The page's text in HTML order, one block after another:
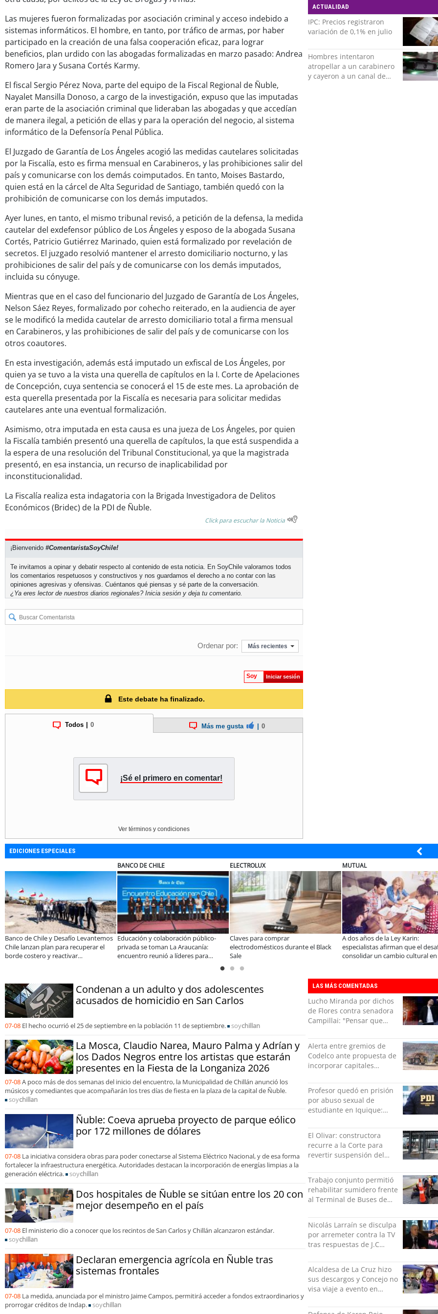
Las mujeres fueron formalizadas por asociación criminal y acceso indebido a
sistemas informáticos. El hombre, en tanto, por tráfico de armas, por haber
participado en la creación de una falsa cooperación eficaz, para lograr
beneficios, plan urdido con las abogadas formalizadas en marzo pasado: Andrea
Romero Jara y Susana Cortés Karmy.
El fiscal Sergio Pérez Nova, parte del equipo de la Fiscal Regional de Ñuble,
Nayalet Mansilla Donoso, a cargo de la investigación, expuso que las imputadas
eran parte de la asociación criminal que lideraban las abogadas y que accedían
de manera ilegal, a petición de ellas y para la operación del negocio, al sistema
informático de la Defensoría Penal Pública.
El Juzgado de Garantía de Los Ángeles acogió las medidas cautelares solicitadas
por la Fiscalía, esto es firma mensual en Carabineros, y las prohibiciones salir del
país y comunicarse con los demás coimputados. En tanto, Moises Bastardo,
quien está en la cárcel de Alta Seguridad de Santiago, también quedó con la
prohibición de comunicarse con los demás imputados.
Ayer lunes, en tanto, el mismo tribunal revisó, a petición de la defensa, la medida
cautelar del exdefensor público de Los Ángeles y esposo de la abogada Susana
Cortés, Patricio Gutiérrez Marinado, quien está formalizado por revelación de
secretos. El juzgado resolvió mantener el arresto domiciliario nocturno, y las
prohibiciones de salir del país y de comunicarse con los demás imputados,
incluida su cónyuge.
Mientras que en el caso del funcionario del Juzgado de Garantía de Los Ángeles,
Nelson Sáez Reyes, formalizado por cohecho reiterado, en la audiencia de ayer
se le modificó la medida cautelar de arresto domiciliario total a firma mensual
en Carabineros, y las prohibiciones de salir del país y de comunicarse con los
otros coautores.
En esta investigación, además está imputado un exfiscal de Los Ángeles, por
quien ya se tuvo a la vista una querella de capítulos en la I. Corte de Apelaciones
de Concepción, cuya sentencia se conocerá el 15 de este mes. La aprobación de
esta querella presentada por la Fiscalía es necesaria para solicitar medidas
cautelares ante una eventual formalización.
Asimismo, otra imputada en esta causa es una jueza de Los Ángeles, por quien
la Fiscalía también presentó una querella de capítulos, la que está suspendida a
la espera de una resolución del Tribunal Constitucional, ya que la magistrada
presentó, en esa instancia, un recurso de inaplicabilidad por
inconstitucionalidad.
La Fiscalía realiza esta indagatoria con la Brigada Investigadora de Delitos
Económicos (Bridec) de la PDI de Ñuble.
Click para escuchar la Noticia
¡Bienvenido #ComentaristaSoyChile!
Te invitamos a opinar y debatir respecto al contenido de esta noticia. En SoyChile valoramos todos
los comentarios respetuosos y constructivos y nos guardamos el derecho a no contar con las
opiniones agresivas y ofensivas. Cuéntanos qué piensas y sé parte de la conversación.
¿Ya eres lector de nuestros diarios regionales? Inicia sesión y deja tu comentario.
Ordenar por: Más recientes
Soy Iniciar sesión
Este debate ha finalizado.
Todos 0 Más me gusta 0
¡Sé el primero en comentar!
Ver términos y condiciones
ACTUALIDAD
IPC: Precios registraron
variación de 0,1% en julio
Hombres intentaron
atropellar a un carabinero
y cayeron a un canal de
EDICIONES ESPECIALES
Banco de Chile y Desafío Levantemos
Chile lanzan plan para recuperar el
borde costero y reactivar
BANCO DE CHILE
Educación y colaboración público-
privada se toman La Araucanía:
encuentro reunió a líderes para
abordar las brechas y oportunidades
ELECTROLUX
Claves para comprar
electrodomésticos durante el Black
Sale
MUTUAL
A dos años de la Ley Karin:
especialistas afirman que el
consolidar un cambio cultural en
Condenan a un adulto y dos adolescentes
acusados de homicidio en San Carlos
07-08 El hecho ocurrió el 25 de septiembre en la población 11 de septiembre. soychillan
La Mosca, Claudio Narea, Mauro Palma y Adrían y
los Dados Negros entre los artistas que estarán
presentes en la Fiesta de la Longaniza 2026
07-08A poco más de dos semanas del inicio del encuentro, la Municipalidad de Chillán anunció los
músicos y comediantes que acompañarán los tres días de fiesta en la plaza de la capital de Ñuble.
soychillan
Ñuble: Coeva aprueba proyecto de parque eólico
por 172 millones de dólares
07-08 La iniciativa considera obras para poder conectarse al Sistema Eléctrico Nacional, y de esa forma
fortalecer la infraestructura energética. Autoridades destacan la incorporación de energías limpias a la
generación eléctrica.
soychillan
Dos hospitales de Ñuble se sitúan entre los 20 con
mejor desempeño en el país
07-08 El ministerio dio a conocer que los recintos de San Carlos y Chillán alcanzaron estándar.
soychillan
Declaran emergencia agrícola en Ñuble tras
sistemas frontales
07-08 La medida, anunciada por el ministro Jaime Campos, permitirá acceder a fondos extraordinarios y
prorrogar créditos de Indap.
soychillan
LAS MÁS COMENTADAS
Lucho Miranda por dichos
de Flores contra senadora
Campillai: "Pensar que
es una forma de quitar
dignidad"
Alerta entre gremios de
Codelco ante propuesta de
incorporar capitales
Profesor quedó en prisión
por abuso sexual de
estudiante en Iquique:
El Olivar: constructora
recurre a la Corte para
revertir suspensión del
Trabajo conjunto permitió
rehabilitar sumidero frente
al Terminal de Buses de
Nicolás Larraín se disculpa
por arremeter contra la TV
tras respuestas de J.C
Alcaldesa de La Cruz hizo
sus descargos y Concejo no
visa viaje a evento en
grabación con abuso